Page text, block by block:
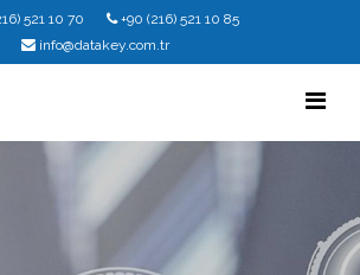
521 10 70
+90 (216) 521 10 85
info@datakey.com.tr